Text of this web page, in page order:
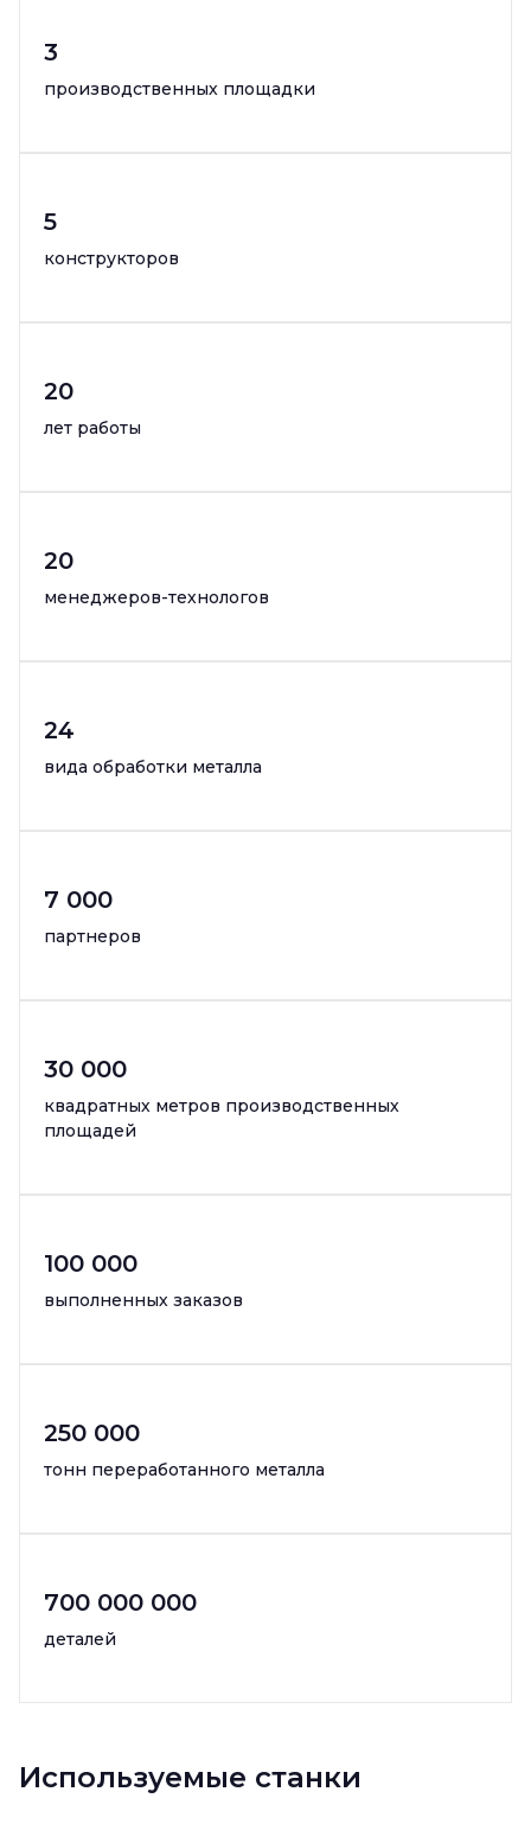
3
производственных площадки
5
конструкторов
20
лет работы
20
менеджеров-технологов
24
вида обработки металла
7 000
партнеров
30 000
квадратных метров производственных
площадей
100 000
выполненных заказов
250 000
тонн переработанного металла
700 000 000
деталей
Используемые станки